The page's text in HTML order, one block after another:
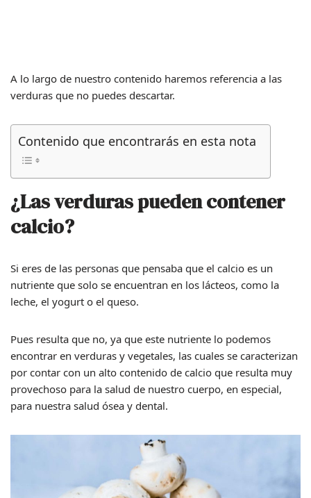
A lo largo de nuestro contenido haremos referencia a las
verduras que no puedes descartar.
Contenido que encontrarás en esta nota
¿Las verduras pueden contener
calcio?
Si eres de las personas que pensaba que el calcio es un
nutriente que solo se encuentran en los lácteos, como la
leche, el yogurt o el queso.
Pues resulta que no, ya que este nutriente lo podemos
encontrar en verduras y vegetales, las cuales se caracterizan
por contar con un alto contenido de calcio que resulta muy
provechoso para la salud de nuestro cuerpo, en especial,
para nuestra salud ósea y dental.